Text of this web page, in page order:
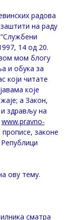
радова
на раду
14 од 20.
мом блогу
и обука за
који читате
које
а Закон,
здрављу на
www.pravno-
прописе, законе
ову тему.
сматра